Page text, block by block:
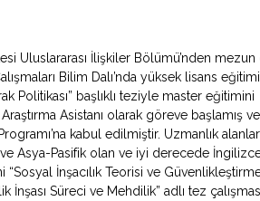
Uluslararası İlişkiler Bölümü’nden
Bilim Dalı’nda yüksek lisans
Politikası” başlıklı teziyle master eğitimini
Asistanı olarak göreve başlamış ve
kabul edilmiştir. Uzmanlık
Asya-Pasifik olan ve iyi derecede
İnşacılık Teorisi ve Güvenlikleştirme
Süreci ve Mehdilik” adlı tez